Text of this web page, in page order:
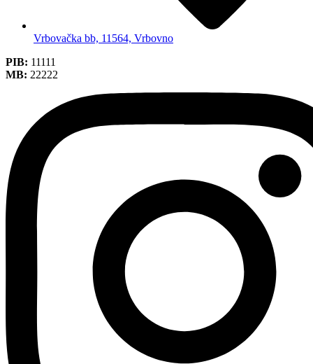
Vrbovačka bb, 11564, Vrbovno
PIB: 11111
MB: 22222